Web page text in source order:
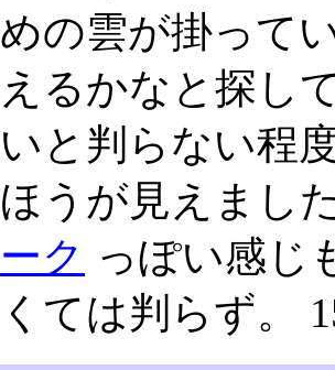
めの雲が掛って
えるかなと探し
いと判らない程
ほうが見えまし
ーク っぽい感じ
くては判らず。